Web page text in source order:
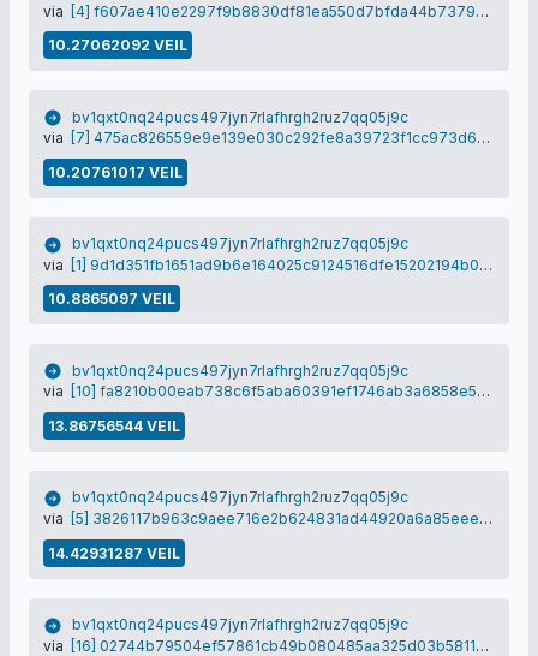
via [4] f607ae410e2297f9b8830df81ea550d7bfda44b7379b183f8aee1976f4fb6073
10.27062092 VEIL
bv1qxt0nq24pucs497jyn7rlafhrgh2ruz7qq05j9c
via
[7] 475ac826559e9e139e030c292fe8a39723f1cc973d6f3af47a0ccc7d1dfc3a80
10.20761017 VEIL
bv1qxt0nq24pucs497jyn7rlafhrgh2ruz7qq05j9c
via [1] 9d1d351fb1651ad9b6e164025c9124516dfe15202194b0bf795ca6311705cf94
10.8865097 VEIL
bv1qxt0nq24pucs497jyn7rlafhrgh2ruz7qq05j9c
via
[10] fa8210b00eab738c6f5aba60391ef1746ab3a6858e52321f5883580b4b170aa1
13.86756544 VEIL
bv1qxt0nq24pucs497jyn7rlafhrgh2ruz7qq05j9c
via
[5] 3826117b963c9aee716e2b624831ad44920a6a85eee305c071325e90b0543fb2
14.42931287 VEIL
bv1qxt0nq24pucs497jyn7rlafhrgh2ruz7qq05j9c
via [16] 02744b79504ef57861cb49b080485aa325d03b5811712591f7099d9291f4b5b6